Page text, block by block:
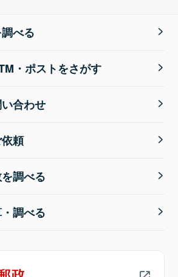
べる
・ポストをさがす
合わせ
頼
調べる
調べる